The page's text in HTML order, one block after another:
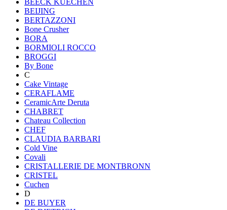
BEIJING
BERTAZZONI
Bone Crusher
BORA
BORMIOLI ROCCO
BROGGI
By Bone
C
Cake Vintage
CERAFLAME
CeramicArte Deruta
CHABRET
Chateau Collection
CHEF
CLAUDIA BARBARI
Cold Vine
Covali
CRISTALLERIE DE MONTBRONN
CRISTEL
Cuchen
D
DE BUYER